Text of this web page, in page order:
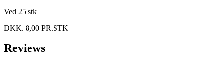
Ved 25 stk
DKK. 8,00 PR.STK
Reviews